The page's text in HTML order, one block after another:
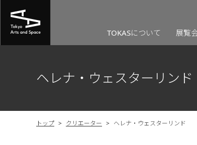
TOKASについて 展覧
ヘレナ・ウェスターリンド
トップ > クリエーター > ヘレナ・ウェスターリンド